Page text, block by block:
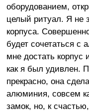
оборудованием,
целый ритуал. Я не
корпуса.
будет сочетаться
мне достать корпус
как я был удивлен.
прекрасно, она
алюминия, совсем
замок, но, к